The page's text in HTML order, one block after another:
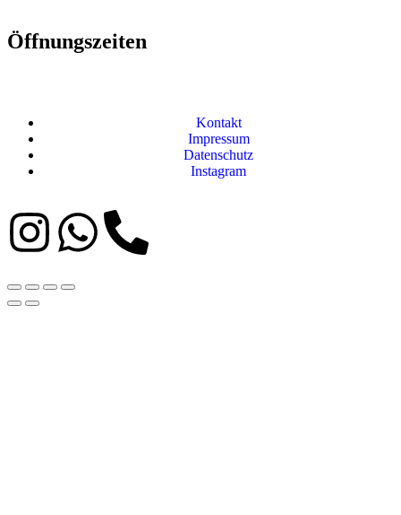
Öffnungszeiten
Kontakt
Impressum
Datenschutz
Instagram